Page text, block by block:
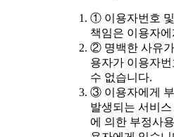
① 이용자번호 및
책임은 이용자
② 명백한 사유가
용자가 이용자
수 없습니다.
③ 이용자에게
발생되는 서비
에 의한 부정사